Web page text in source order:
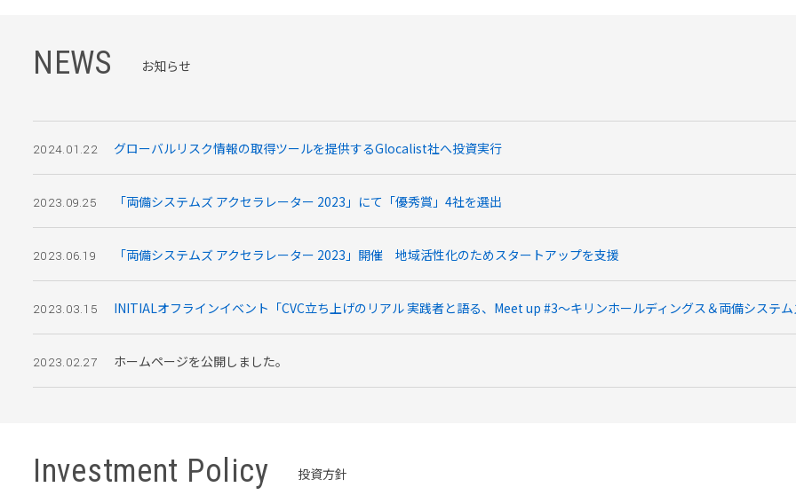
NEWS お知らせ
2024.01.22 グローバルリスク情報の取得ツールを提供するGlocalist社へ投資実行
2023.09.25 「両備システムズ アクセラレーター 2023」にて「優秀賞」4社を選出
2023.06.19 「両備システムズ アクセラレーター 2023」開催 地域活性化のためスタートアップを支援
2023.03.15 INITIALオフラインイベント「CVC立ち上げのリアル 実践者と語る、Meet up #3～キリンホールディングス＆両備システ
2023.02.27 ホームページを公開しました。
Investment Policy 投資方針